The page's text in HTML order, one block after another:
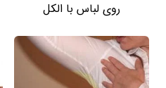
روی لباس با الکل